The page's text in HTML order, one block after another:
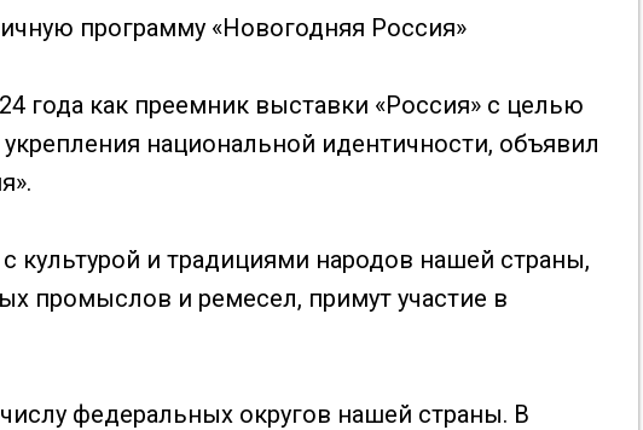
программу «Новогодняя Россия»
года как преемник выставки «Россия» с целью
национальной идентичности, объявил
культурой и традициями народов нашей страны,
промыслов и ремесел, примут участие в
федеральных округов нашей страны. В